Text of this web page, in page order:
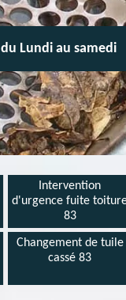
Lundi au samedi
Intervention
d'urgence fuite
83
Changement de tuile
cassé 83